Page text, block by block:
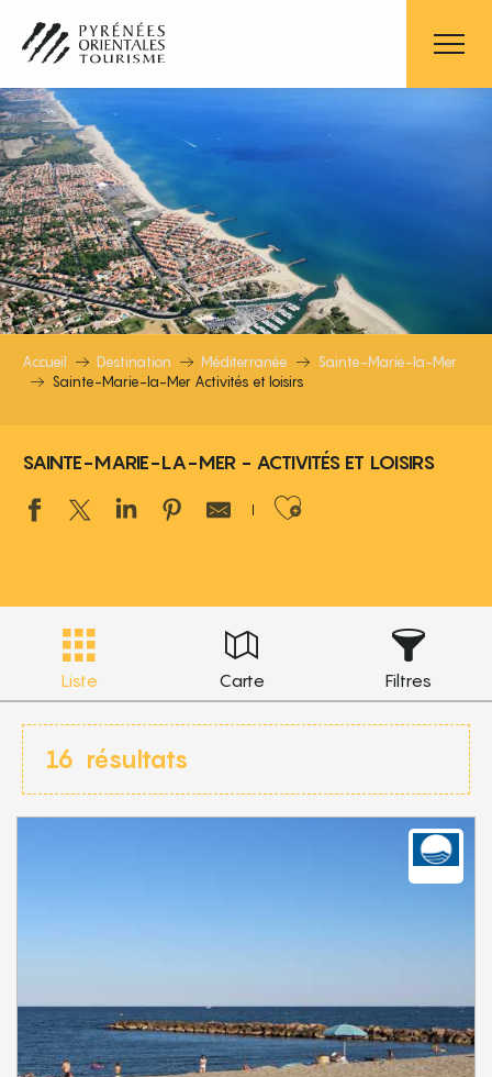
contenu
principal
Accueil Destination Méditerranée
Sainte-Marie-la-Mer
Sainte-Marie-la-Mer Activités et loisirs
SAINTE-MARIE-LA-MER - ACTIVITÉS ET LOISIRS
SAINTE-MARIE-LA-MER
Ajouter aux
Liste Carte Filtres
16 résultats